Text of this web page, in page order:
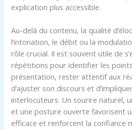
explication plus accessible.
Au-delà du contenu, la qualité
l’intonation, le débit ou la
rôle crucial. Il est souvent utile de
répétitions pour identifier les
présentation, rester attentif aux
d’ajuster son discours et
interlocuteurs. Un sourire naturel,
et une posture ouverte favorisent
efficace et renforcent la confiance